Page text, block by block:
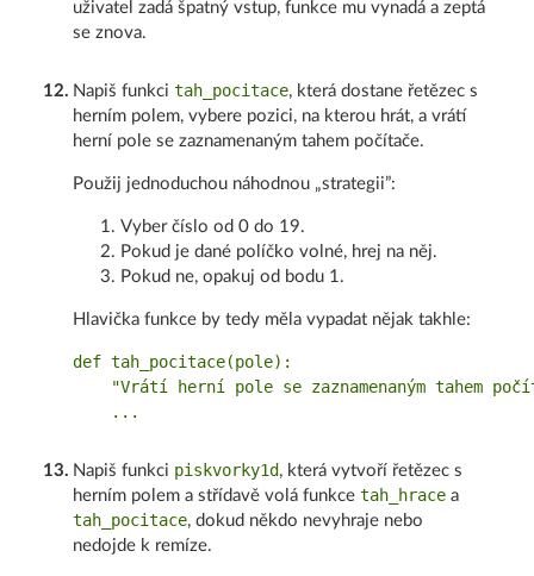
uživatel zadá špatný vstup, funkce mu vynadá a zeptá
se znova.
12. Napiš funkcitah_pocitace, která dostane řetězec s
herním polem, vybere pozici, na kterou hrát, a vrátí
herní pole se zaznamenaným tahem počítače.
Použij jednoduchou náhodnou „strategii”:
Vyber číslo od 0 do 19.
Pokud je dané políčko volné, hrej na něj.
Pokud ne, opakuj od bodu 1.
Hlavička funkce by tedy měla vypadat nějak takhle:
def tah_pocitace(pole):
"Vrátí herní pole se zaznamenaným tahem
13. Napiš funkci piskvorky1d , která vytvoří řetězec s
herním polem a střídavě volá funkcetah_hrace a
tah_pocitace, dokud někdo nevyhraje nebo
nedojde k remíze.